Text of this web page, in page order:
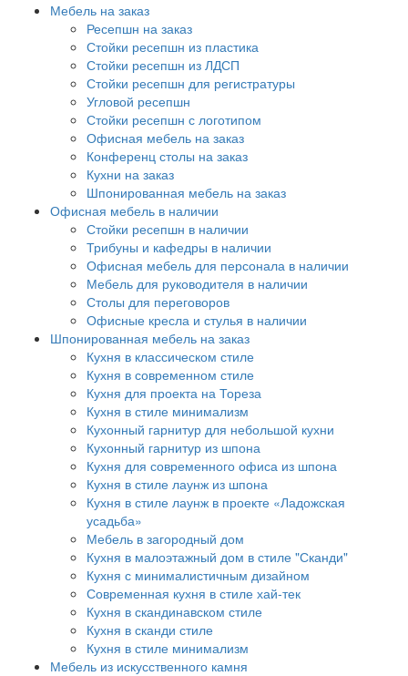
Мебель на заказ
Ресепшн на заказ
Стойки ресепшн из пластика
Стойки ресепшн из ЛДСП
Стойки ресепшн для регистратуры
Угловой ресепшн
Стойки ресепшн с логотипом
Офисная мебель на заказ
Конференц столы на заказ
Кухни на заказ
Шпонированная мебель на заказ
Офисная мебель в наличии
Стойки ресепшн в наличии
Трибуны и кафедры в наличии
Офисная мебель для персонала в наличии
Мебель для руководителя в наличии
Столы для переговоров
Офисные кресла и стулья в наличии
Шпонированная мебель на заказ
Кухня в классическом стиле
Кухня в современном стиле
Кухня для проекта на Тореза
Кухня в стиле минимализм
Кухонный гарнитур для небольшой кухни
Кухонный гарнитур из шпона
Кухня для современного офиса из шпона
Кухня в стиле лаунж из шпона
Кухня в стиле лаунж в проекте «Ладожская
усадьба»
Мебель в загородный дом
Кухня в малоэтажный дом в стиле "Сканди"
Кухня с минималистичным дизайном
Современная кухня в стиле хай-тек
Кухня в скандинавском стиле
Кухня в сканди стиле
Кухня в стиле минимализм
Мебель из искусственного камня